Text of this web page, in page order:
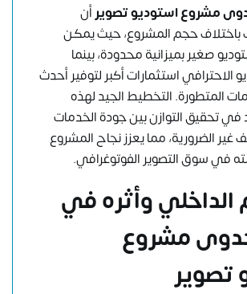
مشروع استوديو تصويرأن
باختلاف حجم المشروع، حيث يمكن
صغير بميزانية محدودة، بينما
الاحترافي استثمارات أكبر لتوفير أحدث
المتطورة. التخطيط الجيد لهذه
في تحقيق التوازن بين جودة الخدمات
غير الضرورية، مما يعزز نجاح المشروع
في سوق التصوير الفوتوغرافي.
الداخلي وأثره في
مشروع
تصوير